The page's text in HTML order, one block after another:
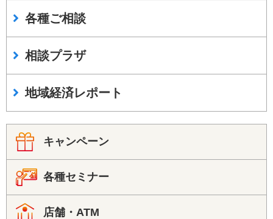
各種ご相談
相談プラザ
地域経済レポート
キャンペーン
各種セミナー
店舗・ATM